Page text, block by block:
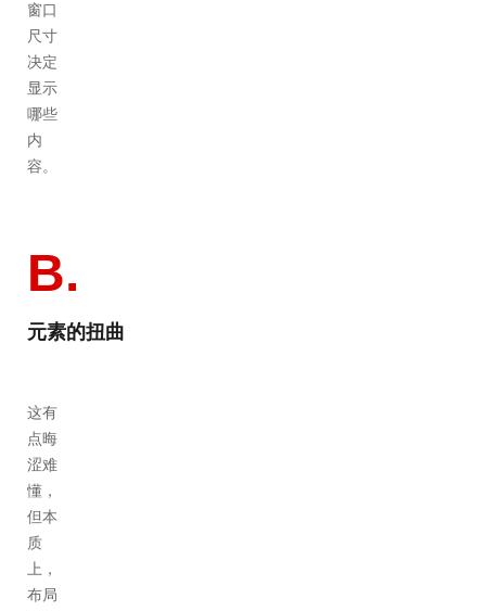
窗口
尺寸
决定
显示
哪些
内
容。
B.
元素的扭曲
这有
点晦
涩难
懂，
但本
质
上，
布局